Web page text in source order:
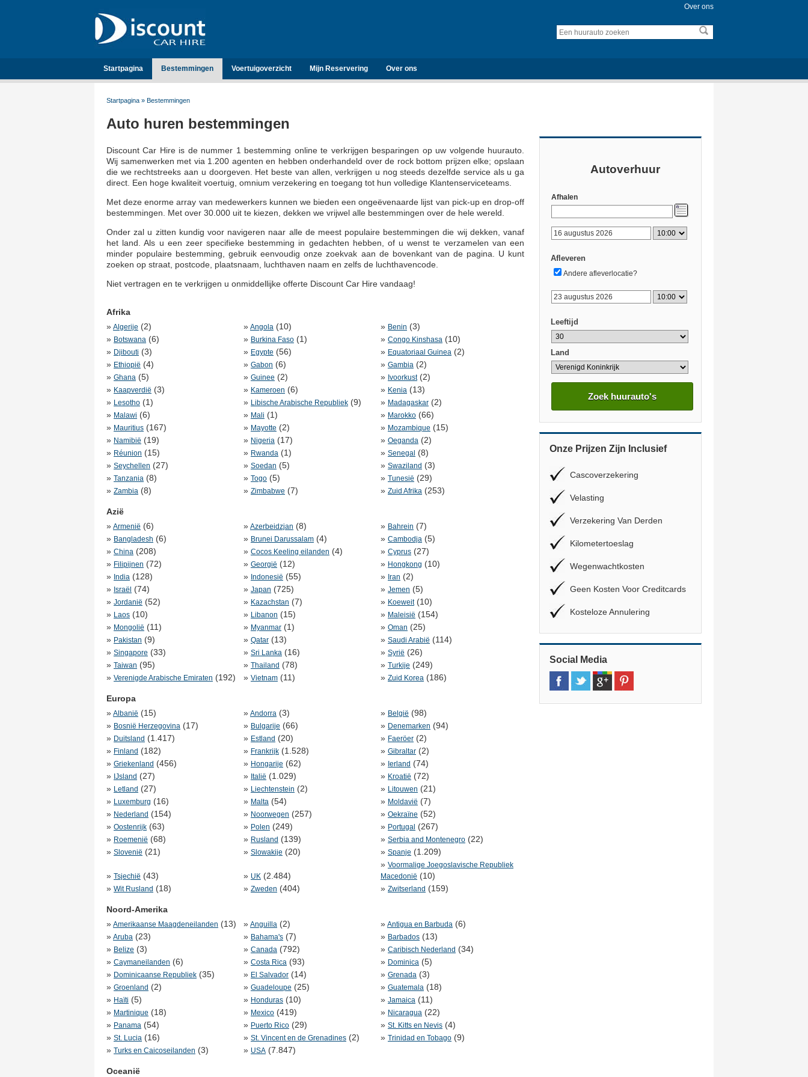
Over ons
Startpagina Bestemmingen Voertuigoverzicht Mijn Reservering Over ons
Startpagina » Bestemmingen
Auto huren bestemmingen
Discount Car Hire is de nummer 1 bestemming online te verkrijgen besparingen op uw volgende huurauto.
Wij samenwerken met via 1.200 agenten en hebben onderhandeld over de rock bottom prijzen elke; opslaan
die we rechtstreeks aan u doorgeven. Het beste van allen, verkrijgen u nog steeds dezelfde service als u ga
direct. Een hoge kwaliteit voertuig, omnium verzekering en toegang tot hun volledige Klantenserviceteams.
Met deze enorme array van medewerkers kunnen we bieden een ongeëvenaarde lijst van pick-up en drop-off
bestemmingen. Met over 30.000 uit te kiezen, dekken we vrijwel alle bestemmingen over de hele wereld.
Onder zal u zitten kundig voor navigeren naar alle de meest populaire bestemmingen die wij dekken, vanaf
het land. Als u een zeer specifieke bestemming in gedachten hebben, of u wenst te verzamelen van een
minder populaire bestemming, gebruik eenvoudig onze zoekvak aan de bovenkant van de pagina. U kunt
zoeken op straat, postcode, plaatsnaam, luchthaven naam en zelfs de luchthavencode.
Niet vertragen en te verkrijgen u onmiddellijke offerte Discount Car Hire vandaag!
Afrika
» Algerije (2) » Angola (10) » Benin (3)
» Botswana (6) » Burkina Faso (1) » Congo Kinshasa (10)
» Djibouti (3) » Egypte (56) » Equatoriaal Guinea (2)
» Ethiopië (4) » Gabon (6) » Gambia (2)
» Ghana (5) » Guinee (2) » Ivoorkust(2)
» Kaapverdië (3) » Kameroen (6) » Kenia (13)
» Lesotho (1) » Libische Arabische Republiek (9) » Madagaskar (2)
» Malawi (6) » Mali (1) » Marokko (66)
» Mauritius (167) » Mayotte (2) » Mozambique (15)
» Namibië (19) » Nigeria (17) » Oeganda (2)
» Réunion (15) » Rwanda (1) » Senegal (8)
» Seychellen (27) » Soedan (5) » Swaziland (3)
» Tanzania (8) » Togo (5) » Tunesië (29)
» Zambia (8) » Zimbabwe (7) » Zuid Afrika (253)
Azië
» Armenië (6) » Azerbeidzjan (8) » Bahrein (7)
» Bangladesh (6) » Brunei Darussalam (4) » Cambodja (5)
» China (208) » Cocos Keeling eilanden (4) » Cyprus (27)
» Filipijnen (72) » Georgië (12) » Hongkong (10)
» India (128) » Indonesië (55) » Iran (2)
» Israël (74) » Japan (725) » Jemen (5)
» Jordanië (52) » Kazachstan (7) » Koeweit(10)
» Laos (10) » Libanon (15) » Maleisië (154)
» Mongolië (11) » Myanmar (1) » Oman (25)
» Pakistan (9) » Qatar (13) » Saudi Arabië (114)
» Singapore (33) » Sri Lanka (16) » Syrië (26)
» Taiwan (95) » Thailand (78) » Turkije (249)
» Verenigde Arabische Emiraten (192) » Vietnam (11) » Zuid Korea (186)
Europa
» Albanië (15) » Andorra (3) » België (98)
» Bosnië Herzegovina (17) » Bulgarije (66) » Denemarken (94)
» Duitsland (1.417) » Estland (20) » Faeröer (2)
» Finland (182) » Frankrijk (1.528) » Gibraltar (2)
» Griekenland (456) » Hongarije (62) » Ierland (74)
» IJsland (27) » Italië (1.029) » Kroatië (72)
» Letland (27) » Liechtenstein (2) » Litouwen (21)
» Luxemburg (16) » Malta (54) » Moldavië (7)
» Nederland (154) » Noorwegen (257) » Oekraïne (52)
» Oostenrijk (63) » Polen (249) » Portugal (267)
» Roemenië (68) » Rusland (139) » Serbia and Montenegro (22)
» Slovenië (21) » Slowakije (20) » Spanje (1.209)
» Tsjechië (43) » UK (2.484)
» Voormalige Joegoslavische Republiek
Macedonië (10)
» Wit Rusland (18) » Zweden (404) » Zwitserland (159)
Noord-Amerika
» Amerikaanse Maagdeneilanden (13) » Anguilla (2) » Antigua en Barbuda (6)
» Aruba (23) » Bahama's (7) » Barbados (13)
» Belize (3) » Canada (792) » Caribisch Nederland (34)
» Caymaneilanden (6) » Costa Rica (93) » Dominica (5)
» Dominicaanse Republiek (35) » El Salvador (14) » Grenada (3)
» Groenland (2) » Guadeloupe (25) » Guatemala (18)
» Haïti (5) » Honduras (10) » Jamaica (11)
» Martinique (18) » Mexico (419) » Nicaragua (22)
» Panama (54) » Puerto Rico (29) » St. Kitts en Nevis (4)
» St. Lucia (16) » St. Vincent en de Grenadines (2) » Trinidad en Tobago (9)
» Turks en Caicoseilanden (3) » USA (7.847)
Oceanië
Autoverhuur
Afhalen
Afleveren
Andere afleverlocatie?
Leeftijd
Land
Zoek huurauto's
Onze Prijzen Zijn Inclusief
Cascoverzekering
Velasting
Verzekering Van Derden
Kilometertoeslag
Wegenwachtkosten
Geen Kosten Voor Creditcards
Kosteloze Annulering
Social Media